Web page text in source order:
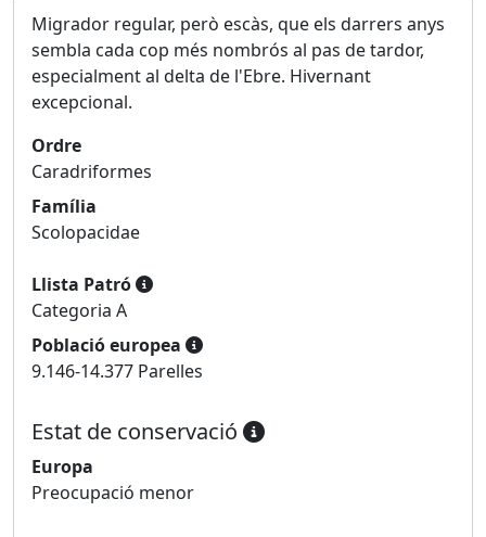
Migrador regular, però escàs, que els darrers anys
sembla cada cop més nombrós al pas de tardor,
especialment al delta de l'Ebre. Hivernant
excepcional.
Ordre
Caradriformes
Família
Scolopacidae
Llista Patró
Categoria A
Població europea
9.146-14.377 Parelles
Estat de conservació
Europa
Preocupació menor